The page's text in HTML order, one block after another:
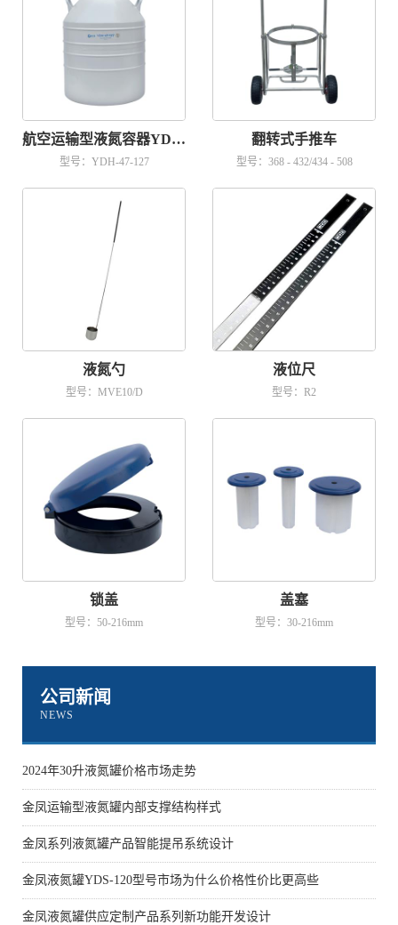
航空运输型液氮容器YDH-47-127
型号：YDH-47-127
翻转式手推车
型号：368 - 432/434 - 508
液氮勺
型号：MVE10/D
液位尺
型号：R2
锁盖
型号：50-216mm
盖塞
型号：30-216mm
公司新闻
NEWS
2024年30升液氮罐价格市场走势
金凤运输型液氮罐内部支撑结构样式
金凤系列液氮罐产品智能提吊系统设计
金凤液氮罐YDS-120型号市场为什么价格性价比更高些
金凤液氮罐供应定制产品系列新功能开发设计